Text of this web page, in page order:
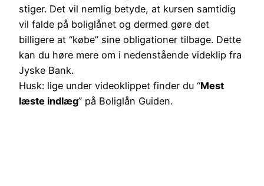
stiger. Det vil nemlig betyde, at kursen samtidig
vil falde på boliglånet og dermed gøre det
billigere at “købe” sine obligationer tilbage. Dette
kan du høre mere om i nedenstående videklip fra
Jyske Bank.
Husk: lige under videoklippet finder du “Mest
læste indlæg” på Boliglån Guiden.